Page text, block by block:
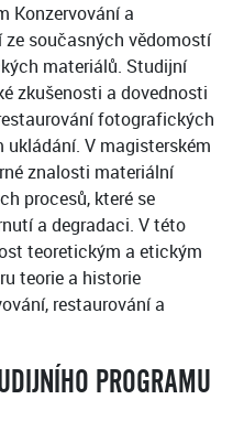
Konzervování a
současných vědomostí
materiálů. Studijní
zkušenosti a dovednosti
fotografických
V magisterském
znalosti materiální
procesů, které se
a degradaci. V této
teoretickým a etickým
teorie a historie
restaurování a
PROGRAMU